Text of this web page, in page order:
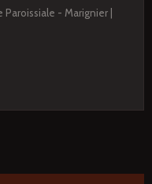
Paroissiale - Marignier